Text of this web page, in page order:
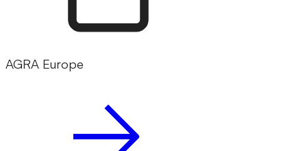
AGRA Europe